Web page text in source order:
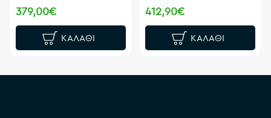
379,00€
ΚΑΛΆΘΙ
412,90€
ΚΑΛΆΘΙ